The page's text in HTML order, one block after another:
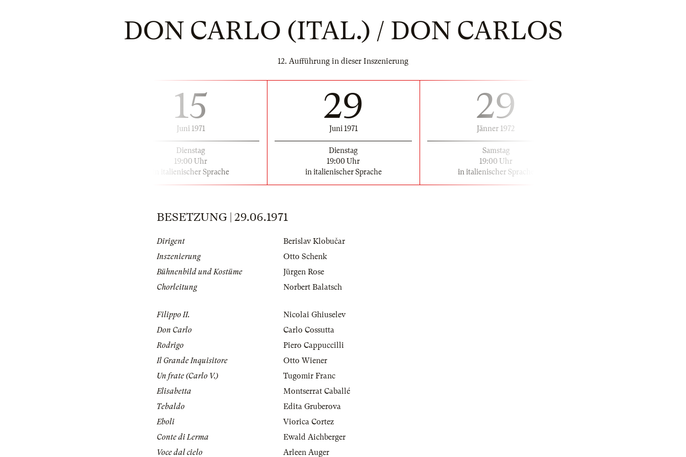
DON CARLO (ITAL.) / DON CARLOS
12. Aufführung in dieser Inszenierung
15
Juni 1971
Dienstag
19:00 Uhr
in italienischer Sprache
29
Juni 1971
Dienstag
19:00 Uhr
in italienischer Sprache
29
Jänner 1972
Samstag
19:00 Uhr
in italienischer Sprache
BESETZUNG | 29.06.1971
Dirigent
Berislav Klobučar
Inszenierung
Otto Schenk
Bühnenbild und Kostüme
Jürgen Rose
Chorleitung
Norbert Balatsch
Filippo II.
Nicolai Ghiuselev
Don Carlo
Carlo Cossutta
Rodrigo
Piero Cappuccilli
Il Grande Inquisitore
Otto Wiener
Un frate (Carlo V.)
Tugomir Franc
Elisabetta
Montserrat Caballé
Tebaldo
Edita Gruberova
Eboli
Viorica Cortez
Conte di Lerma
Ewald Aichberger
Voce dal cielo
Arleen Auger